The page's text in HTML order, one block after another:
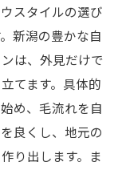
スタイルの選び
新潟の豊かな自
は、外見だけで
てます。具体的
め、毛流れを自
良くし、地元の
り出します。ま